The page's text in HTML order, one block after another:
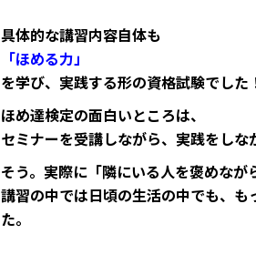
具体的な講習内容自体も
「ほめる力」
を学び、実践する形の資格試験でした
ほめ達検定の面白いところは、
セミナーを受講しながら、実践をしな
そう。実際に「隣にいる人を褒めなが
講習の中では日頃の生活の中でも、も
た。